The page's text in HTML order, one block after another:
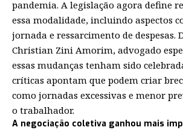
pandemia. A legislação agora define
essa modalidade, incluindo aspectos
jornada e ressarcimento de despesas.
Christian Zini Amorim, advogado
essas mudanças tenham sido
críticas apontam que podem criar
como jornadas excessivas e menor
o trabalhador.
A negociação coletiva ganhou mais